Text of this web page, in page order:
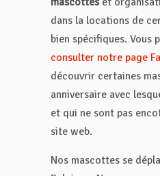
dans la locations de
bien spécifiques. Vous
consulter notre page
découvrir certaines
anniversaire avec
et qui ne sont pas
site web.
Nos mascottes se